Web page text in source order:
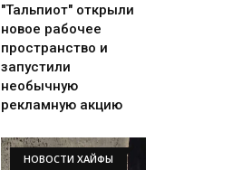
"Тальпиот" открыли
новое рабочее
пространство и
запустили
необычную
рекламную акцию
НОВОСТИ ХАЙФЫ